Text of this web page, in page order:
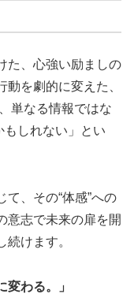
た、心強い励ましの
を劇的に変えた、
単なる情報ではな
もしれない」とい
、その“体感”への
意志で未来の扉を開
けます。
変わる。」